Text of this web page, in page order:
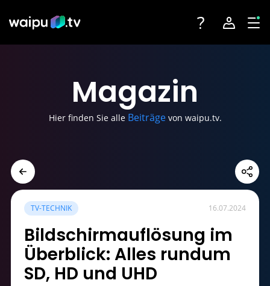
Angebote
Streaming-Partner
Geräte
Toggle navigation
Account
Registrieren
Magazin
Hier finden Sie alle Beiträgevon waipu.tv.
TV-TECHNIK 16.07.2024
Bildschirmauflösung im
Überblick: Alles rundum
SD, HD und UHD